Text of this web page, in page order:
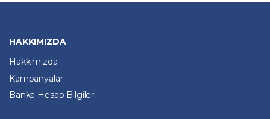
HAKKIMIZDA
Hakkımızda
Kampanyalar
Banka Hesap Bilgileri